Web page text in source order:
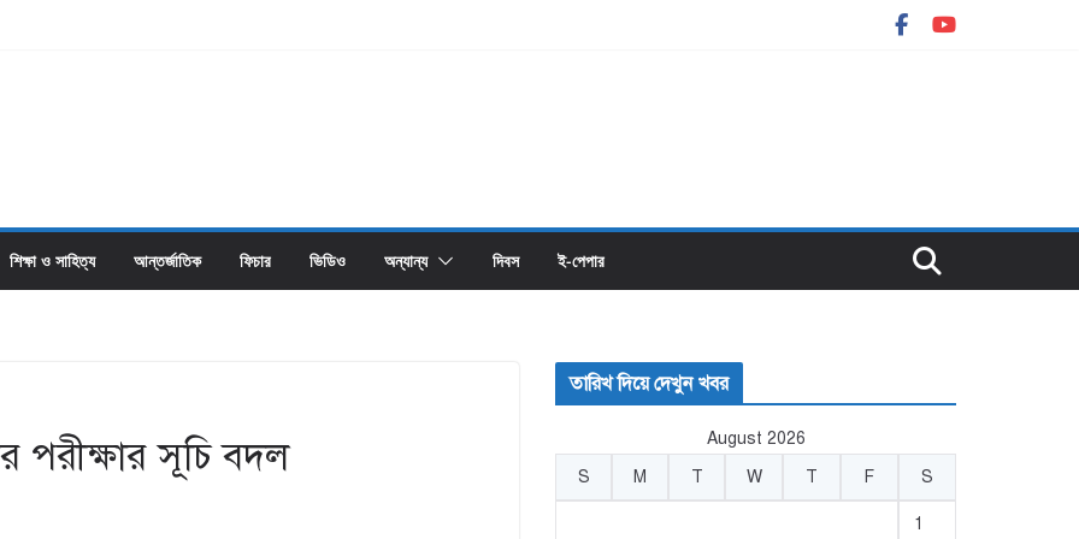
শিক্ষা ও সাহিত্য আন্তর্জাতিক ফিচার ভিডিও অন্যান্য দিবস ই-পেপার
পরীক্ষার সূচি বদল
তারিখ দিয়ে দেখুন খবর
August 2026
S
M T W T F S
1